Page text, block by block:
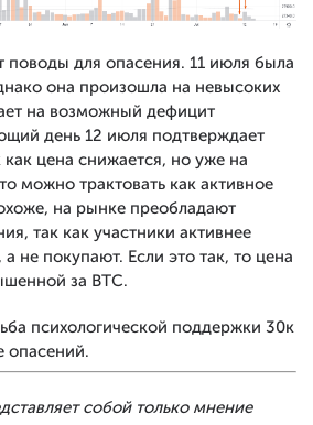
поводы для опасения. 11 июля была
она произошла на невысоких
на возможный дефицит
день 12 июля подтверждает
как цена снижается, но уже на
можно трактовать как активное
на рынке преобладают
так как участники активнее
не покупают. Если это так, то цена
за BTC.
психологической поддержки 30к
опасений.
собой только мнение